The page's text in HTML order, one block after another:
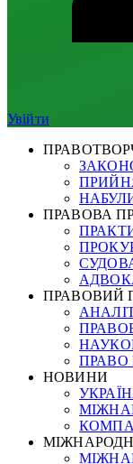
Увійти
ПРАВОВА
ПРАВОВИЙ
ПРАВО
НОВИНИ